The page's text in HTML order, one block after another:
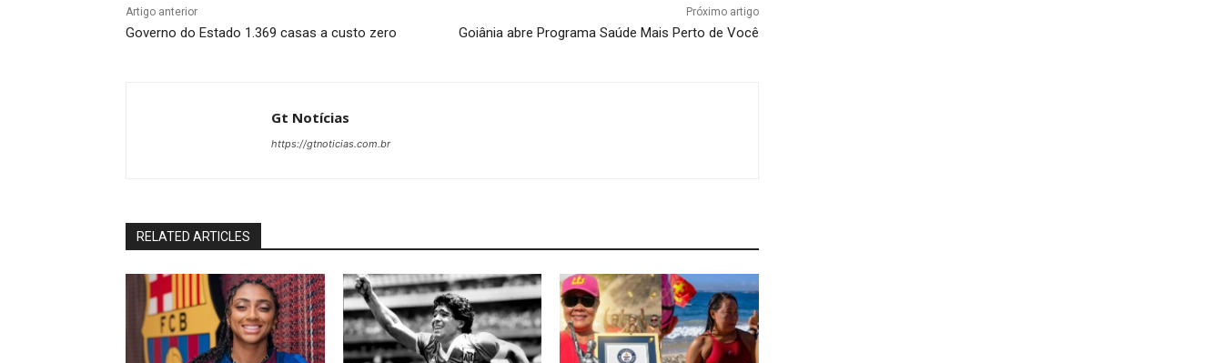
Artigo anterior
Governo do Estado 1.369 casas a custo zero
Próximo artigo
Goiânia abre Programa Saúde Mais Perto de Você
Gt Notícias
https://gtnoticias.com.br
RELATED ARTICLES